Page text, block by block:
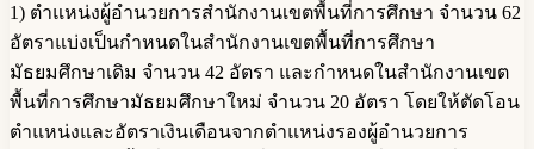
1) ตำแหน่งผู้อำนวยการสำนักงานเขตพื้นที่การศึกษา จำนวน 62
อัตราแบ่งเป็นกำหนดในสำนักงานเขตพื้นที่การศึกษา
มัธยมศึกษาเดิม จำนวน 42 อัตรา และกำหนดในสำนักงานเขต
พื้นที่การศึกษามัธยมศึกษาใหม่ จำนวน 20 อัตรา โดยให้ตัดโอน
ตำแหน่งและอัตราเงินเดือนจากตำแหน่งรองผู้อำนวยการ